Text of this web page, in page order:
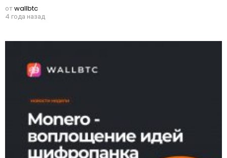
отwallbtc
4 года назад